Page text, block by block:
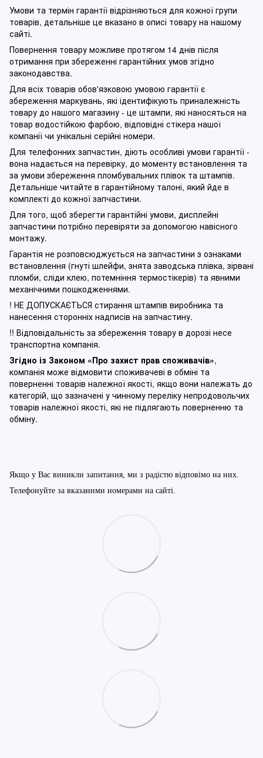
Умови та термін гарантії відрізняються для кожної групи
товарів, детальніше це вказано в описі товару на нашому
сайті.
Повернення товару можливе протягом 14 днів після
отримання при збереженні гарантійних умов згідно
законодавства.
Для всіх товарів обов'язковою умовою гарантії є
збереження маркувань, які ідентифікують приналежність
товару до нашого магазину - це штампи, які наносяться на
товар водостійкою фарбою, відповідні стікера нашої
компанії чи унікальні серійні номери.
Для телефонних запчастин, діють особливі умови гарантії -
вона надається на перевірку, до моменту встановлення та
за умови збереження пломбувальних плівок та штампів.
Детальніше читайте в гарантійному талоні, який йде в
комплекті до кожної запчастини.
Для того, щоб зберегти гарантійні умови, дисплейні
запчастини потрібно перевіряти за допомогою навісного
монтажу.
Гарантія не розповсюджується на запчастини з ознаками
встановлення (гнуті шлейфи, знята заводська плівка, зірвані
пломби, сліди клею, потемніння термостікерів) та явними
механічними пошкодженнями.
! НЕ ДОПУСКАЄТЬСЯ стирання штампів виробника та
нанесення сторонніх надписів на запчастину.
!! Відповідальність за збереження товару в дорозі несе
транспортна компанія.
Згідно із Законом «Про захист прав споживачів»,
компанія може відмовити споживачеві в обміні та
поверненні товарів належної якості, якщо вони належать до
категорій, що зазначені у чинному переліку непродовольчих
товарів належної якості, які не підлягають поверненню та
обміну.
Якщо у Вас виникли запитання, ми з радістю відповімо на них.
Телефонуйте за вказаними номерами на сайті.